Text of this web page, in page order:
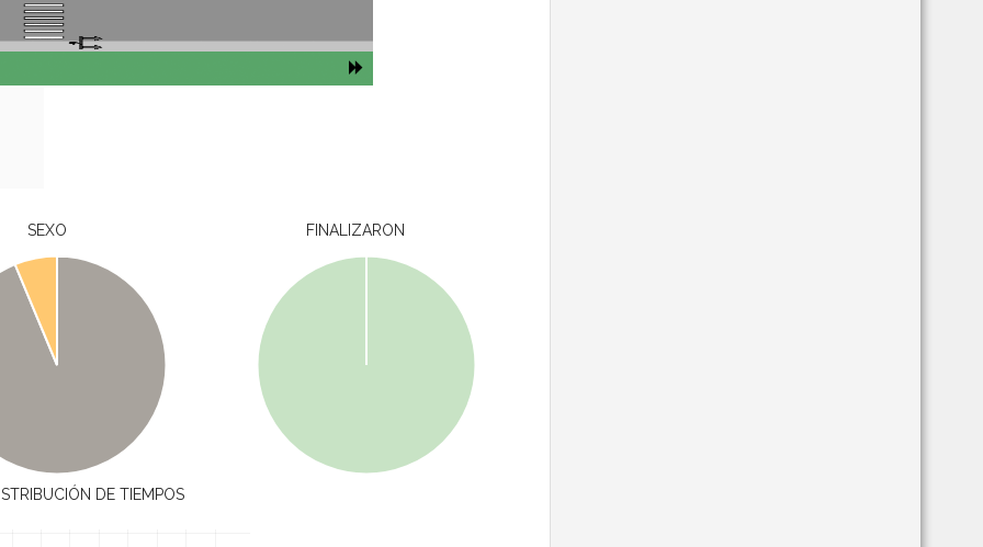
SEXO FINALIZARON
DE TIEMPOS